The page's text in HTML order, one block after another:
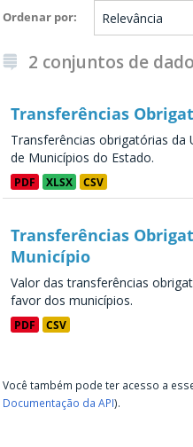
Ordenar por
2 conjuntos de
Transferências
Transferências obrigatórias
de Municípios do Estado.
PDF XLSX CSV
Transferências
Município
Valor das transferências
favor dos municípios.
PDF CSV
Você também pode ter acesso a
Documentação da API).